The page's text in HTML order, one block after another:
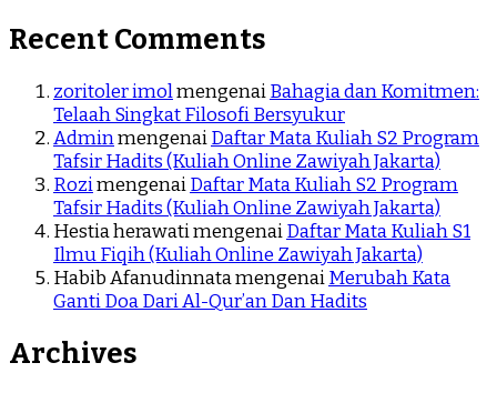
Recent Comments
zoritoler imolmengenaiBahagia dan Komitmen:
Telaah Singkat Filosofi Bersyukur
AdminmengenaiDaftar Mata Kuliah S2 Program
Tafsir Hadits (Kuliah Online Zawiyah Jakarta)
RozimengenaiDaftar Mata Kuliah S2 Program
Tafsir Hadits (Kuliah Online Zawiyah Jakarta)
Hestia herawatimengenaiDaftar Mata Kuliah S1
Ilmu Fiqih (Kuliah Online Zawiyah Jakarta)
Habib AfanudinnatamengenaiMerubah Kata
Ganti Doa Dari Al-Qur’an Dan Hadits
Archives